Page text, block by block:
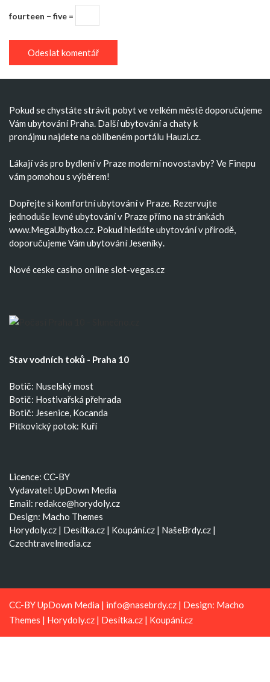
fourteen − five =
Pokud se chystáte strávit pobyt ve velkém městě doporučujeme
Vám ubytování Praha. Dalšíubytovánía chaty k
pronájmu najdete na oblíbeném portálu Hauzi.cz.
Lákají vás pro bydlení v Praze modernínovostavby? Ve Finepu
vám pomohou s výběrem!
Dopřejte si komfortníubytování v Praze. Rezervujte
jednoduše levné ubytování v Prazepřímo na stránkách
www.MegaUbytko.cz. Pokud hledáte ubytování v přírodě,
doporučujeme Vám ubytování Jeseníky.
Nové ceske casino online slot-vegas.cz
Stav vodních toků - Praha 10
Botič: Nuselský most
Botič: Hostivařská přehrada
Botič: Jesenice, Kocanda
Pitkovický potok: Kuří
Licence: CC-BY
Vydavatel: UpDown Media
Email: redakce@horydoly.cz
Design: Macho Themes
Horydoly.cz | Desítka.cz | Koupání.cz | NašeBrdy.cz |
Czechtravelmedia.cz
CC-BY UpDown Media | info@nasebrdy.cz | Design: Macho
Themes | Horydoly.cz | Desítka.cz | Koupání.cz